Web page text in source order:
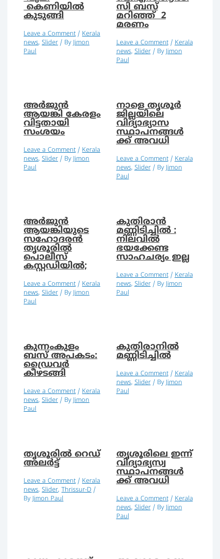
കെണിയില്‍
കുടുങ്ങി
Leave a Comment / Kerala
news,Slider / By Jimon
Paul
സി ബസ്
മറിഞ്ഞ് 2
മരണം
Leave a Comment / Kerala
news, Slider/ By Jimon
Paul
അര്‍ജുന്‍
ആയങ്കി കേരളം
വിട്ടതായി
സംശയം
Leave a Comment / Kerala
news,Slider / By Jimon
Paul
നാളെ തൃശൂർ
ജില്ലയിലെ
വിദ്യാഭ്യാസ
സ്ഥാപനങ്ങൾ
ക്ക് അവധി
Leave a Comment / Kerala
news, Slider/ By Jimon
Paul
അര്‍ജുന്‍
ആയങ്കിയുടെ
സഹോദരന്‍
തൃശൂരിൽ
പൊലീസ്
കസ്റ്റഡിയില്‍;
Leave a Comment / Kerala
news,Slider / By Jimon
Paul
കുതിരാൻ
മണ്ണിടിച്ചിൽ :
നിലവില്‍
ഭയക്കേണ്ട
സാഹചര്യം ഇല്ല
Leave a Comment / Kerala
news, Slider/ By Jimon
Paul
കുന്നംകുളം
ബസ് അപകടം:
ഡ്രൈവര്‍
കീഴടങ്ങി
Leave a Comment / Kerala
news,Slider / By Jimon
Paul
കുതിരാനിൽ
മണ്ണിടിച്ചിൽ
Leave a Comment / Kerala
news, Slider/ By Jimon
Paul
തൃശൂരിൽ റെഡ്
അലർട്ട്
Leave a Comment /Kerala
news,Slider,Thrissur-D/
ByJimon Paul
തൃശൂരിലെ ഇന്ന്
വിദ്യാഭ്യസ്വ
സ്ഥാപനങ്ങൾ
ക്ക് അവധി
Leave a Comment /Kerala
news,Slider/ ByJimon
Paul